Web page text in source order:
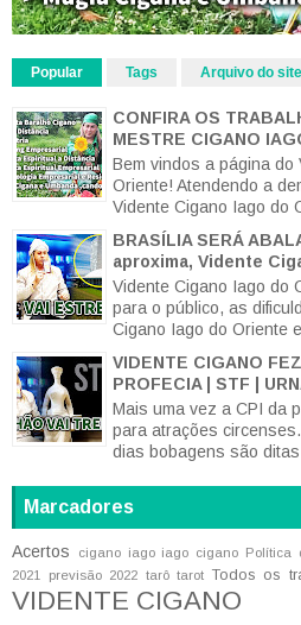
Popular Tags Arquivo do site
CONFIRA OS
MESTRE CIGANO
Bem vindos a página do
Oriente! Atendendo a
Vidente Cigano Iago do
BRASÍLIA SERÁ
aproxima, Vidente
Vidente Cigano Iago do
para o público, as
Cigano Iago do Oriente
VIDENTE CIGANO
PROFECIA | STF |
Mais uma vez a CPI da
para atrações
dias bobagens são
Marcadores
Acertos cigano iago iago cigano Política
2021
previsão 2022 tarô tarot Todos os
VIDENTE CIGANO